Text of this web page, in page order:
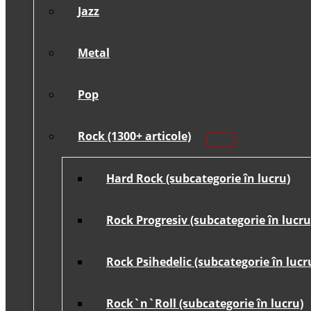
Jazz
Metal
Pop
Rock (1300+ articole)
Hard Rock (subcategorie în lucru)
Rock Progresiv (subcategorie în
Rock Psihedelic (subcategorie în
Rock`n`Roll (subcategorie în lucru)